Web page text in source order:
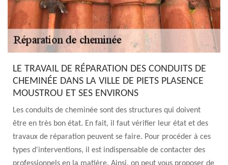
LE TRAVAIL DE RÉPARATION DES CONDUITS DE
CHEMINÉE DANS LA VILLE DE PIETS PLASENCE
MOUSTROU ET SES ENVIRONS
Les conduits de cheminée sont des structures qui doivent
être en très bon état. En fait, il faut vérifier leur état et des
travaux de réparation peuvent se faire. Pour procéder à ces
types d'interventions, il est indispensable de contacter des